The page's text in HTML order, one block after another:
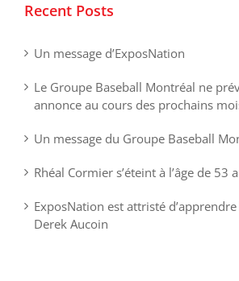
Recent Posts
Un message d’ExposNation
Le Groupe Baseball Montréal ne
annonce au cours des prochains
Un message du Groupe Baseball
Rhéal Cormier s’éteint à l’âge de 53
ExposNation est attristé
Derek Aucoin